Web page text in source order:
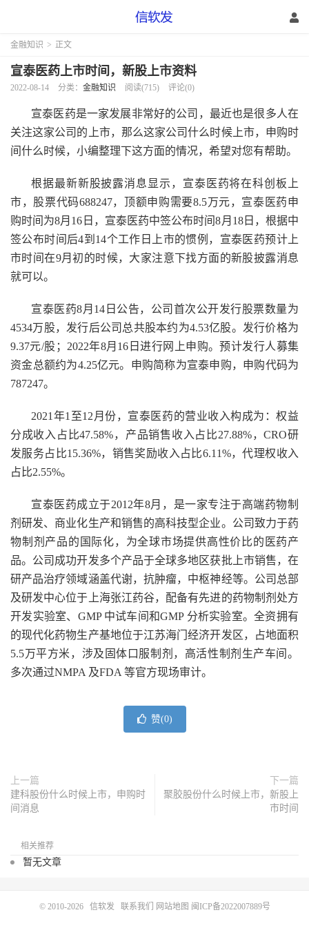
金融知识 > 正文
宣泰医药上市时间，新股上市资料
2022-08-14 分类： 金融知识 阅读(715) 评论(0)
宣泰医药是一家发展非常好的公司，最近也是很多人在
关注这家公司的上市，那么这家公司什么时候上市，申购时
间什么时候，小编整理下这方面的情况，希望对您有帮助。
根据最新新股披露消息显示，宣泰医药将在科创板上
市，股票代码688247，顶额申购需要8.5万元，宣泰医药申
购时间为8月16日，宣泰医药中签公布时间8月18日，根据中
签公布时间后4到14个工作日上市的惯例，宣泰医药预计上
市时间在9月初的时候，大家注意下找方面的新股披露消息
就可以。
宣泰医药8月14日公告，公司首次公开发行股票数量为
4534万股，发行后公司总共股本约为4.53亿股。发行价格为
9.37元/股；2022年8月16日进行网上申购。预计发行人募集
资金总额约为4.25亿元。申购简称为宣泰申购，申购代码为
787247。
2021年1至12月份，宣泰医药的营业收入构成为：权益
分成收入占比47.58%，产品销售收入占比27.88%，CRO研
发服务占比15.36%，销售奖励收入占比6.11%，代理权收入
占比2.55%。
宣泰医药成立于2012年8月，是一家专注于高端药物制
剂研发、商业化生产和销售的高科技型企业。公司致力于药
物制剂产品的国际化，为全球市场提供高性价比的医药产
品。公司成功开发多个产品于全球多地区获批上市销售，在
研产品治疗领域涵盖代谢，抗肿瘤，中枢神经等。公司总部
及研发中心位于上海张江药谷，配备有先进的药物制剂处方
开发实验室、GMP 中试车间和GMP 分析实验室。全资拥有
的现代化药物生产基地位于江苏海门经济开发区，占地面积
5.5万平方米，涉及固体口服制剂，高活性制剂生产车间。
多次通过NMPA 及FDA 等官方现场审计。
赞(0)
上一篇
建科股份什么时候上市，申购时
间消息
下一篇
聚胶股份什么时候上市，新股上
市时间
相关推荐
暂无文章
© 2010-2026 信软发 联系我们 网站地图 闽ICP备2022007889号